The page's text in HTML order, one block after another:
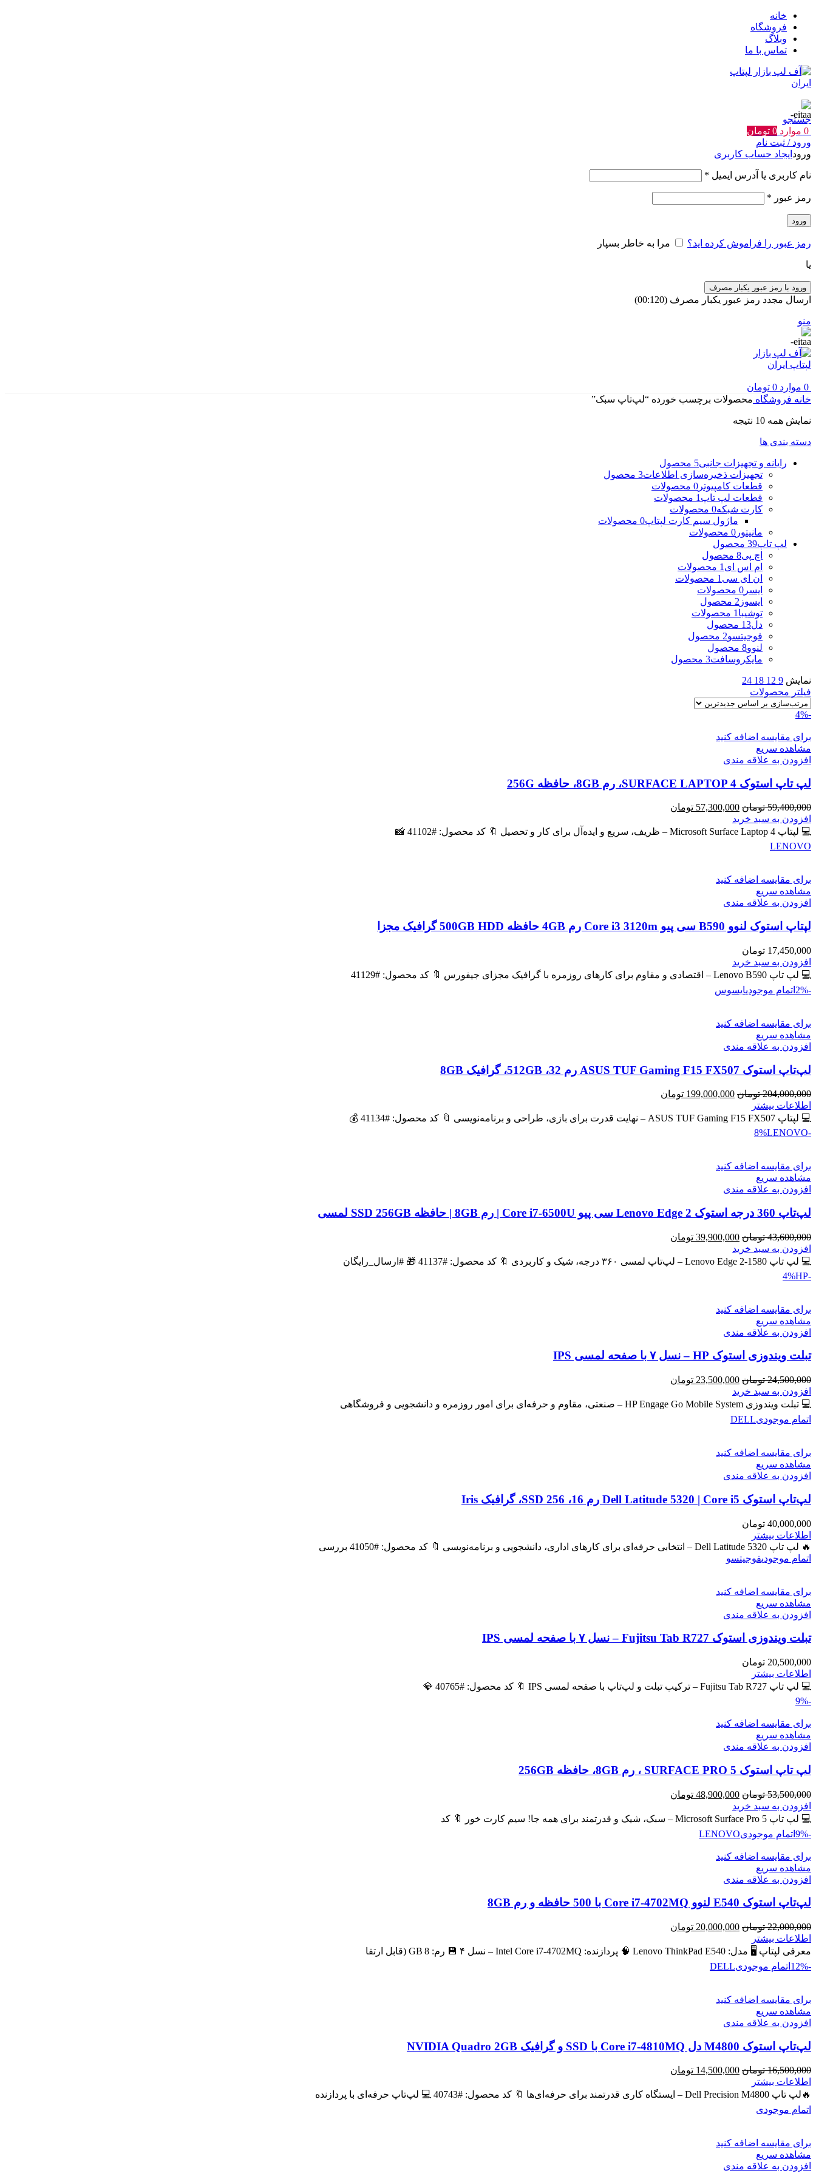
خانه
فروشگاه
وبلاگ
تماس با ما
جستجو
0 موارد 0 تومان
ورود / ثبت نام
ورود ایجاد حساب کاربری
نام کاربری یا آدرس ایمیل *
رمز عبور *
ورود
رمز عبور را فراموش کرده اید؟ مرا به خاطر بسپار
یا
ورود با رمز عبور یکبار مصرف
ارسال مجدد رمز عبور یکبار مصرف (00:
120
)
منو
0 موارد 0 تومان
خانه فروشگاه محصولات برچسب خورده “لپ‌تاپ سبک”
نمایش همه 10 نتیجه
دسته بندی ها
رایانه و تجهیزات جانبی5 محصول
تجهیزات ذخیره‌سازی اطلاعات3 محصول
قطعات کامپیوتر 0 محصولات
قطعات لپ تاپ 1 محصولات
کارت شبکه0 محصولات
ماژول سیم کارت لپتاپ0 محصولات
مانیتور 0 محصولات
لپ تاپ39 محصول
اچ پی8 محصول
ام اس ای 1 محصولات
ان ای سی 1 محصولات
ایسر 0 محصولات
ایسوز 2 محصول
توشیبا 1 محصولات
دل13 محصول
فوجیتسو2 محصول
لنوو8 محصول
مایکروسافت3 محصول
نمایش 9
12
18
24
فیلتر محصولات
-4%
برای مقایسه اضافه کنید
مشاهده سریع
افزودن به علاقه مندی
لپ تاپ استوک SURFACE LAPTOP 4، رم 8GB، حافظه 256G
59,400,000 تومان قیمت
اصلی
59,400,000 تومان
57,300,000 تومان
57,300,000 تومان
افزودن به سبد خرید
💻 لپتاپ Microsoft Surface Laptop 4 – ظریف، سریع و ایده‌آل برای کار و تحصیل 🔖 کد محصول: #41102 📸
LENOVO
برای مقایسه اضافه کنید
مشاهده سریع
افزودن به علاقه مندی
لپتاپ استوک لنوو B590 سی پیو Core i3 3120m رم 4GB حافظه 500GB HDD گرافیک مجزا
17,450,000 تومان
افزودن به سبد خرید
💻 لپ تاپ Lenovo B590 – اقتصادی و مقاوم برای کارهای روزمره با گرافیک مجزای جیفورس 🔖 کد محصول: #41129
-2%
اتمام موجودیایسوس
برای مقایسه اضافه کنید
مشاهده سریع
افزودن به علاقه مندی
لپ‌تاپ استوک ASUS TUF Gaming F15 FX507 رم 32، 512GB، گرافیک 8GB
204,000,000 تومان قیمت
204,000,000 تومان
199,000,000 تومان
199,000,000 تومان
اطلاعات بیشتر
💻 لپتاپ ASUS TUF Gaming F15 FX507 – نهایت قدرت برای بازی، طراحی و برنامه‌نویسی 🔖 کد محصول: #41134 💰
-8%
LENOVO
برای مقایسه اضافه کنید
مشاهده سریع
افزودن به علاقه مندی
لپ‌تاپ 360 درجه استوک Lenovo Edge 2 سی پیو Core i7-6500U | رم 8GB | حافظه SSD 256GB لمسی
43,600,000 تومان قیمت
اصلی
43,600,000 تومان
39,900,000 تومان
39,900,000 تومان
افزودن به سبد خرید
💻 لپ تاپ Lenovo Edge 2-1580 – لپ‌تاپ لمسی ۳۶۰ درجه، شیک و کاربردی 🔖 کد محصول: #41137 🎁 #ارسال_رایگان
-4%
HP
برای مقایسه اضافه کنید
مشاهده سریع
افزودن به علاقه مندی
تبلت ویندوزی استوک HP – نسل ۷ با صفحه لمسی IPS
24,500,000 تومان قیمت
اصلی
24,500,000 تومان
بود.
23,500,000 تومان
23,500,000 تومان
افزودن به سبد خرید
💻 تبلت ویندوزی HP Engage Go Mobile System – صنعتی، مقاوم و حرفه‌ای برای امور روزمره و دانشجویی و فروشگاهی
اتمام موجودیDELL
برای مقایسه اضافه کنید
مشاهده سریع
افزودن به علاقه مندی
لپ‌تاپ استوک Dell Latitude 5320 | Core i5 رم 16، SSD 256، گرافیک Iris
40,000,000 تومان
اطلاعات بیشتر
🔥 لپ تاپ Dell Latitude 5320 – انتخابی حرفه‌ای برای کارهای اداری، دانشجویی و برنامه‌نویسی 🔖 کد محصول: #41050 بررسی
اتمام موجودیفوجیتسو
برای مقایسه اضافه کنید
مشاهده سریع
افزودن به علاقه مندی
تبلت ویندوزی استوک Fujitsu Tab R727 – نسل ۷ با صفحه لمسی IPS
20,500,000 تومان
اطلاعات بیشتر
💻 لپ تاپ Fujitsu Tab R727 – ترکیب تبلت و لپ‌تاپ با صفحه لمسی IPS 🔖 کد محصول: #40765 💎
-9%
برای مقایسه اضافه کنید
مشاهده سریع
افزودن به علاقه مندی
لپ تاپ استوک SURFACE PRO 5 ، رم 8GB، حافظه 256GB
53,500,000 تومان قیمت
اصلی
53,500,000 تومان
بود.
48,900,000 تومان
48,900,000 تومان
افزودن به سبد خرید
💻 لپ تاپ Microsoft Surface Pro 5 – سبک، شیک و قدرتمند برای همه جا! سیم کارت خور 🔖 کد
-9%
اتمام موجودیLENOVO
برای مقایسه اضافه کنید
مشاهده سریع
افزودن به علاقه مندی
لپ‌تاپ استوک E540 لنوو Core i7-4702MQ با 500 حافظه و رم 8GB
22,000,000 تومان قیمت
22,000,000 تومان
بود.
20,000,000 تومان
20,000,000 تومان
اطلاعات بیشتر
معرفی لپتاپ 🖥️ مدل: Lenovo ThinkPad E540 🧠 پردازنده: Intel Core i7‑4702MQ – نسل ۴ 💾 رم: 8 GB (قابل ارتقا
-12%
اتمام موجودیDELL
برای مقایسه اضافه کنید
مشاهده سریع
افزودن به علاقه مندی
لپ‌تاپ استوک M4800 دل Core i7-4810MQ با SSD و گرافیک NVIDIA Quadro 2GB
16,500,000 تومان قیمت
16,500,000 تومان
14,500,000 تومان
14,500,000 تومان
اطلاعات بیشتر
🔥لپ تاپ Dell Precision M4800 – ایستگاه کاری قدرتمند برای حرفه‌ای‌ها 🔖 کد محصول: #40743 💻 لپ‌تاپ حرفه‌ای با پردازنده
اتمام موجودی
برای مقایسه اضافه کنید
مشاهده سریع
افزودن به علاقه مندی